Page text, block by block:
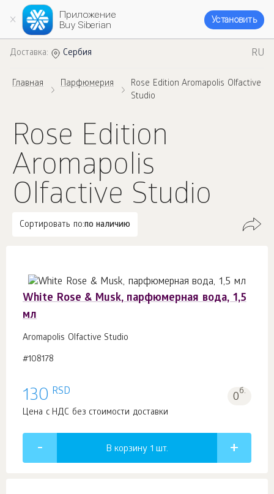
Приложение
Buy Siberian
Установить
Доставка: Сербия RU
Главная Парфюмерия
Rose Edition Aromapolis Olfactive
Studio
Rose Edition
Aromapolis
Olfactive Studio
Сортировать по:по наличию
White Rose & Musk, парфюмерная вода, 1,5
мл
Aromapolis Olfactive Studio
#108178
130 RSD 0б.
Цена с НДС без стоимости доставки
В корзину 1 шт.